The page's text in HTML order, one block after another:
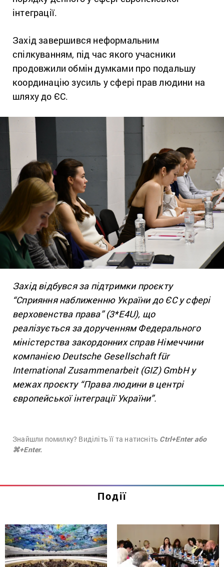
інтеграції.
Захід завершився неформальним
спілкуванням, під час якого учасники
продовжили обмін думками про подальшу
координацію зусиль у сфері прав людини на
шляху до ЄС.
Захід відбувся за підтримки проєкту
“Сприяння наближенню України до ЄС у сфері
верховенства права” (3*E4U), що
реалізується за дорученням Федерального
міністерства закордонних справ Німеччини
компанією Deutsche Gesellschaft für
International Zusammenarbeit (GIZ) GmbH у
межах проєкту “Права людини в центрі
європейської інтеграції України”.
Знайшли помилку? Виділіть її та натисніть Ctrl+Enter або
⌘+Enter.
Події